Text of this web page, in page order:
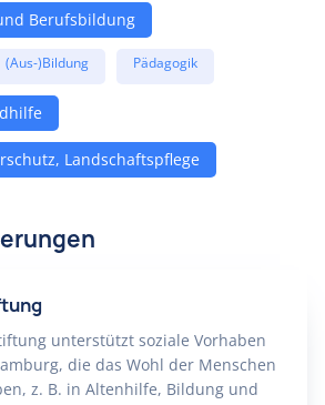
Berufsbildung
(Aus-)Bildung Pädagogik
Landschaftspflege
unterstützt soziale Vorhaben
die das Wohl der Menschen
z. B. in Altenhilfe, Bildung und